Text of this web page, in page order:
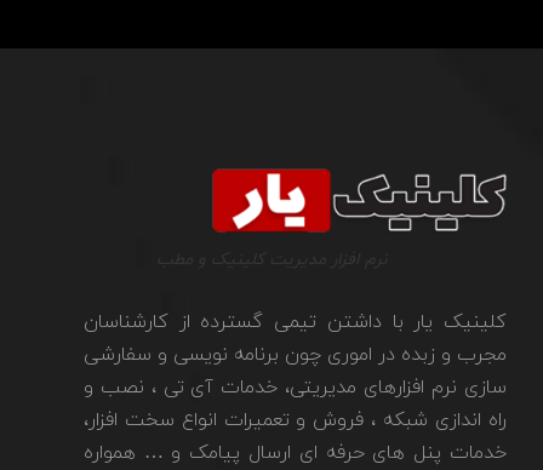
کلینیک یار با داشتن تیمی گسترده از کارشناسان
مجرب و زبده در اموری چون برنامه نویسی و سفارشی
سازی نرم افزارهای مدیریتی، خدمات آی تی ، نصب و
راه اندازی شبکه ، فروش و تعمیرات انواع سخت افزار،
خدمات پنل های حرفه ای ارسال پیامک و … همواره